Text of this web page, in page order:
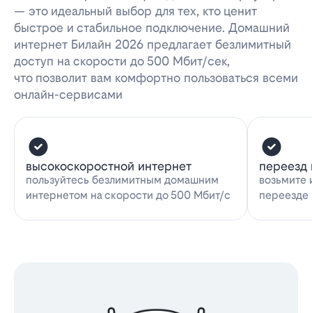
— это идеальный выбор для тех, кто ценит
быстрое и стабильное подключение. Домашний
интернет Билайн 2026 предлагает безлимитный
доступ на скорости до 500 Мбит/сек,
что позволит вам комфортно пользоваться всеми
онлайн-сервисами
высокоскоростной интернет
пользуйтесь безлимитным домашним
интернетом на скорости до 500 Мбит/с
переезд
возьмите
переезде